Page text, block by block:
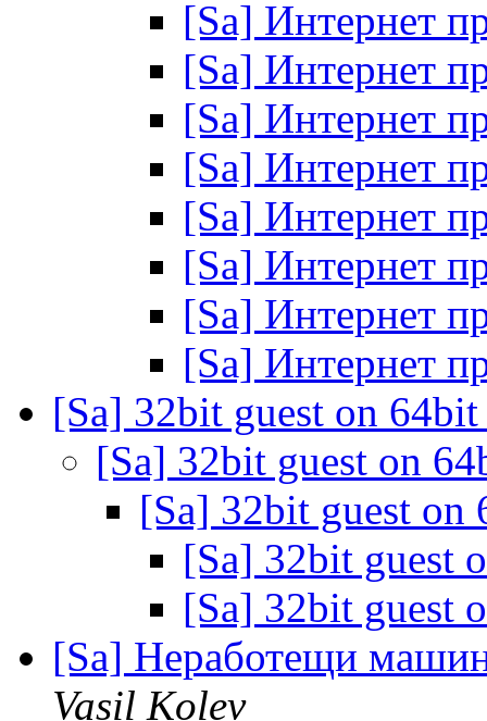
[Sa] Интернет
[Sa] Интернет
[Sa] Интернет
[Sa] Интернет
[Sa] Интернет
[Sa] Интернет
[Sa] Интернет
[Sa] Интернет
[Sa] 32bit guest on
[Sa] 32bit guest on
[Sa] 32bit guest
[Sa] 32bit guest
[Sa] 32bit guest
[Sa] Неработещи
Vasil Kolev